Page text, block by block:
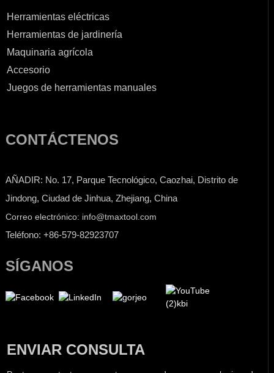
Herramientas eléctricas
Herramientas de jardinería
Maquinaria agrícola
Accesorio
Juegos de herramientas manuales
CONTÁCTENOS
AÑADIR: No. 17, Parque Tecnológico, Caozhai, Distrito de
Jindong, Ciudad de Jinhua, Zhejiang, China
Correo electrónico: info@tmaxtool.com
Teléfono: +86-579-82923707
SÍGANOS
ENVIAR CONSULTA